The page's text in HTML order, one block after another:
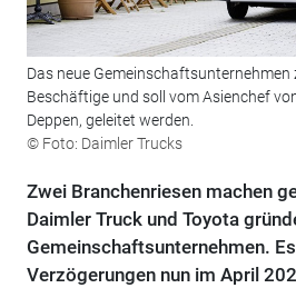
Das neue
Beschäftige und soll vom Asienchef
Deppen, geleitet werden.
© Foto: Daimler Trucks
Zwei Branchenriesen machen
Daimler Truck und Toyota
Gemeinschaftsunternehmen.
Verzögerungen nun im April